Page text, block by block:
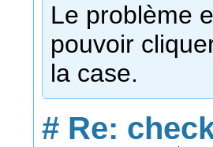
Le problème
pouvoir
la case.
# Re: